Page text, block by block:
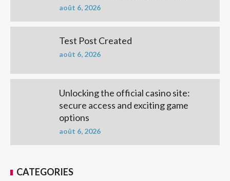
août 6, 2026
Test Post Created
août 6, 2026
Unlocking the official casino site:
secure access and exciting game
options
août 6, 2026
CATEGORIES